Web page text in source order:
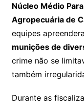
Núcleo Médio
Agropecuária de
equipes
munições de
crime não se
também
Durante as